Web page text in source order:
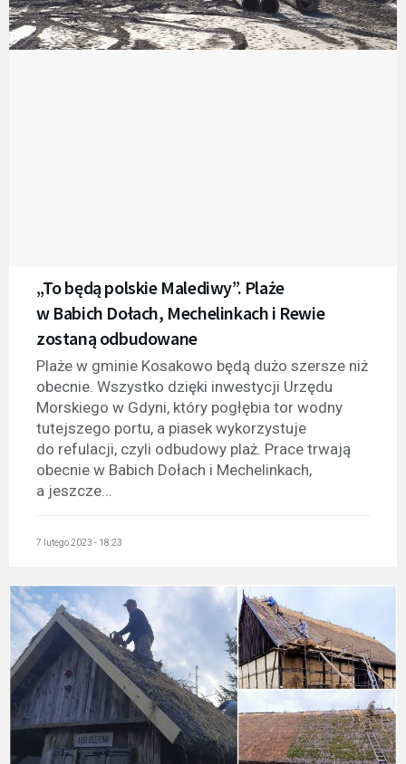
„To będą polskie Malediwy”. Plaże
w Babich Dołach, Mechelinkach i Rewie
zostaną odbudowane
Plaże w gminie Kosakowo będą dużo szersze niż
obecnie. Wszystko dzięki inwestycji Urzędu
Morskiego w Gdyni, który pogłębia tor wodny
tutejszego portu, a piasek wykorzystuje
do refulacji, czyli odbudowy plaż. Prace trwają
obecnie w Babich Dołach i Mechelinkach,
a jeszcze...
7 lutego 2023 - 18:23